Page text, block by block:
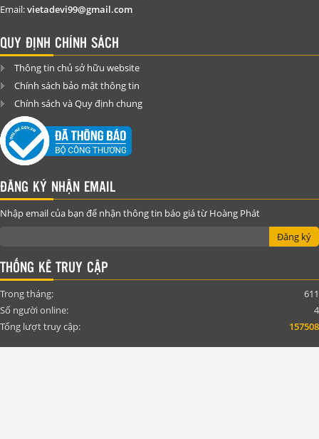
Email:vietadevi99@gmail.com
QUY ĐỊNH CHÍNH SÁCH
Thông tin chủ sở hữu website
Chính sách bảo mật thông tin
Chính sách và Quy định chung
ĐĂNG KÝ NHẬN EMAIL
Nhập email của bạn để nhận thông tin báo giá từ Hoàng Phát
Đăng ký
THỐNG KÊ TRUY CẬP
Trong tháng:
611
Số người online:
4
Tổng lượt truy cập:
157508